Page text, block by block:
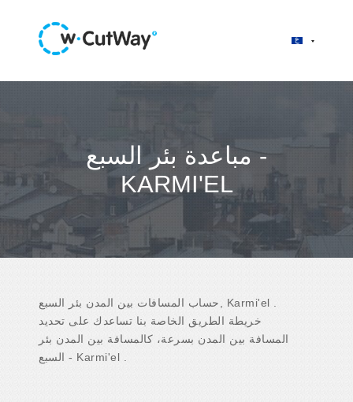
مباعدة بئر السبع -
KARMI'EL
حساب المسافات بين المدن بئر السبع, Karmi'el .
خريطة الطريق الخاصة بنا تساعدك على تحديد
المسافة بين المدن بسرعة، كالمسافة بين المدن بئر
السبع - Karmi'el .